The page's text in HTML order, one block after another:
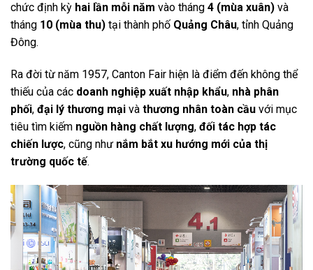
chức định kỳ hai lần mỗi năm vào tháng 4 (mùa xuân) và
tháng 10 (mùa thu) tại thành phố Quảng Châu, tỉnh Quảng
Đông.
Ra đời từ năm 1957, Canton Fair hiện là điểm đến không thể
thiếu của các doanh nghiệp xuất nhập khẩu, nhà phân
phối, đại lý thương mại và thương nhân toàn cầu với mục
tiêu tìm kiếm nguồn hàng chất lượng, đối tác hợp tác
chiến lược, cũng như nắm bắt xu hướng mới của thị
trường quốc tế.